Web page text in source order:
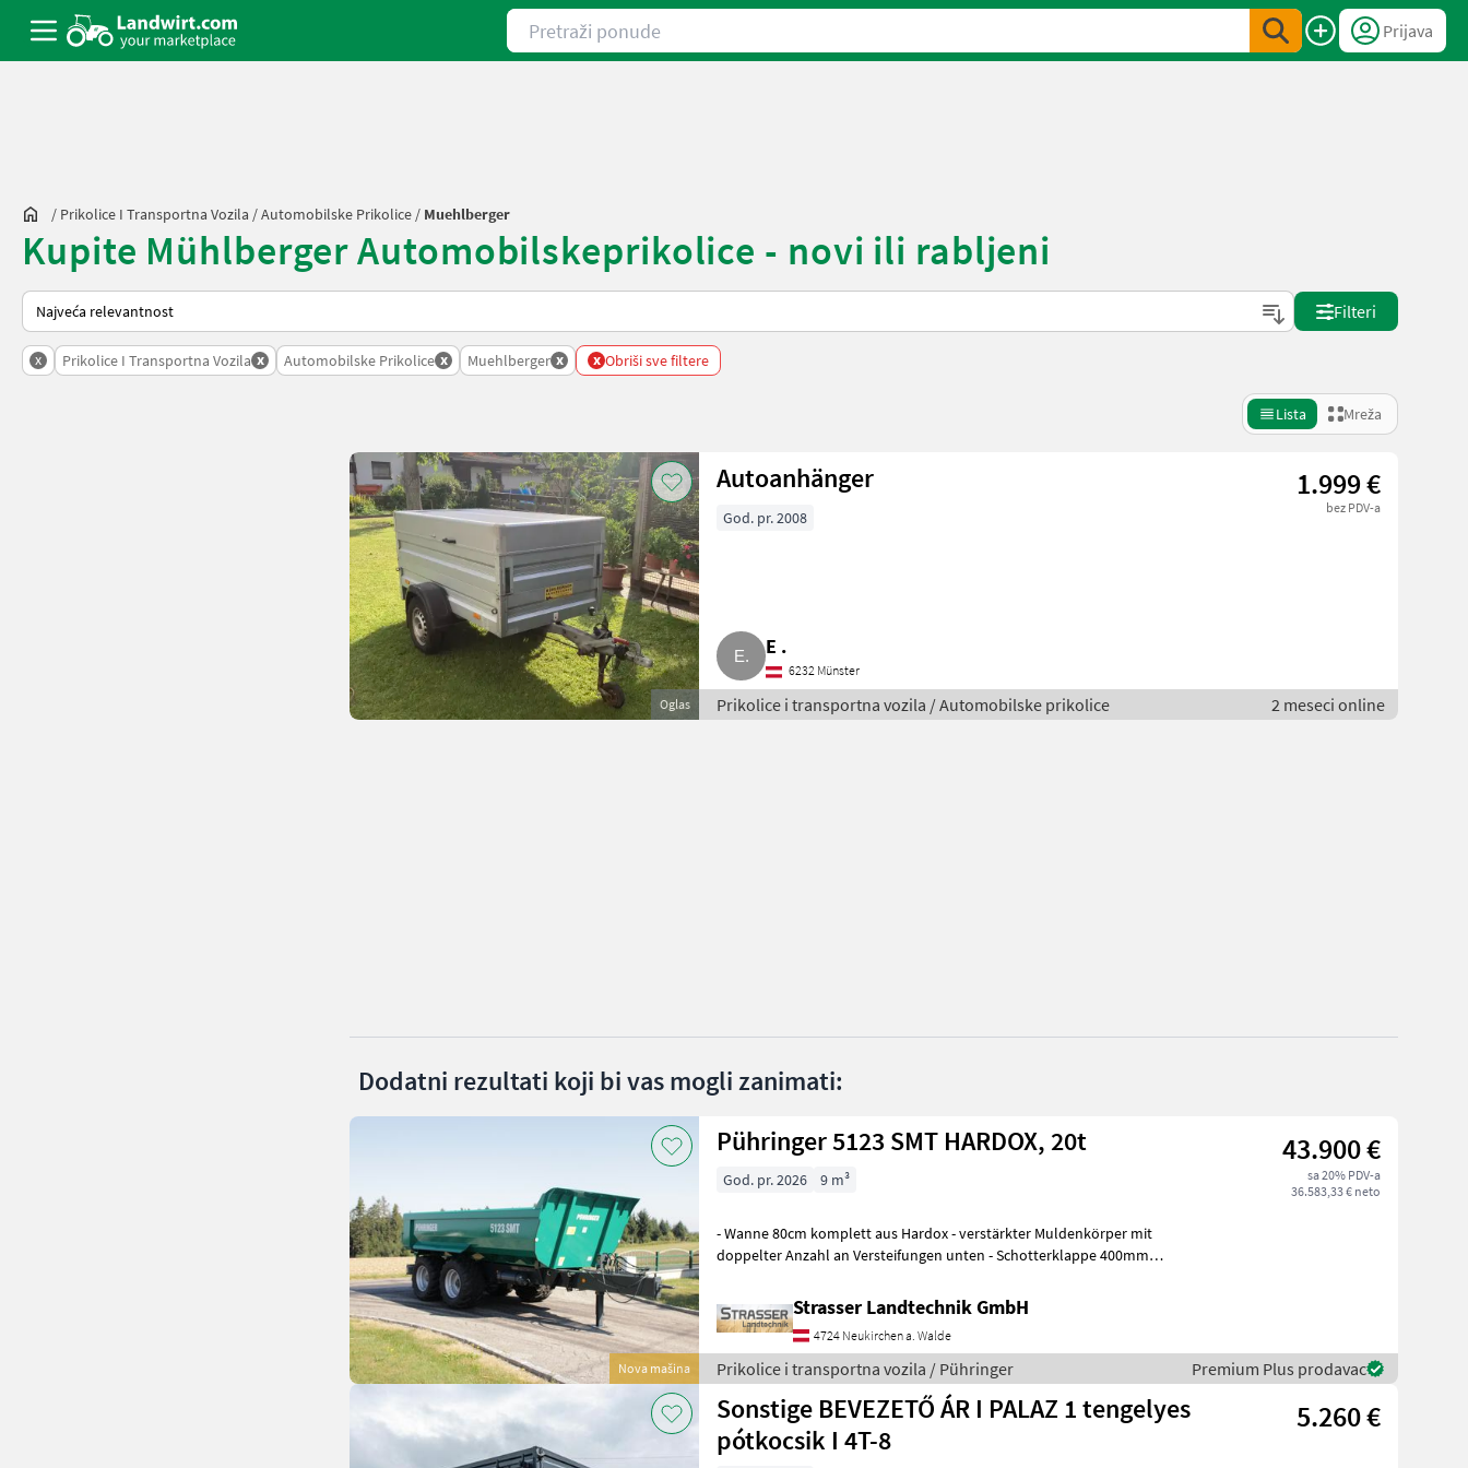
Pretraži ponude
Prijava
/ Prikolice I Transportna Vozila /Automobilske Prikolice / Muehlberger
Kupite Mühlberger Automobilskeprikolice - novi ili rabljeni
Način na koji sortira Landwirt.com
Filteri
x Prikolice I Transportna Vozila x Automobilske Prikolice x Muehlberger x x Obriši sve filtere
Lista Mreža
Oglas
Autoanhänger 1.999 €
bez PDV-a
God. pr. 2008
E .
6232 Münster
Prikolice i transportna vozila / Automobilske prikolice 2 meseci online
Dodatni rezultati koji bi vas mogli zanimati:
Nova mašina
Pühringer 5123 SMT HARDOX, 20t 43.900 €
sa 20% PDV-a
36.583,33 € neto
God. pr. 2026 9 m³
- Wanne 80cm komplett aus Hardox - verstärkter Muldenkörper mit
doppelter Anzahl an Versteifungen unten - Schotterklappe 400mm
Strasser Landtechnik GmbH
4724 Neukirchen a. Walde
Prikolice i transportna vozila / Pühringer Premium Plus prodavac
Sonstige BEVEZETŐ ÁR I PALAZ 1 tengelyes
pótkocsik I 4T-8
5.260 €